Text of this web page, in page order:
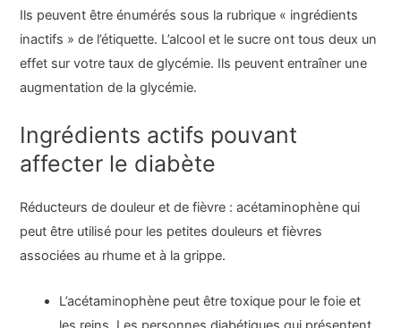
Ils peuvent être énumérés sous la rubrique « ingrédients
inactifs » de l’étiquette. L’alcool et le sucre ont tous deux un
effet sur votre taux de glycémie. Ils peuvent entraîner une
augmentation de la glycémie.
Ingrédients actifs pouvant
affecter le diabète
Réducteurs de douleur et de fièvre : acétaminophène qui
peut être utilisé pour les petites douleurs et fièvres
associées au rhume et à la grippe.
L’acétaminophène peut être toxique pour le foie et